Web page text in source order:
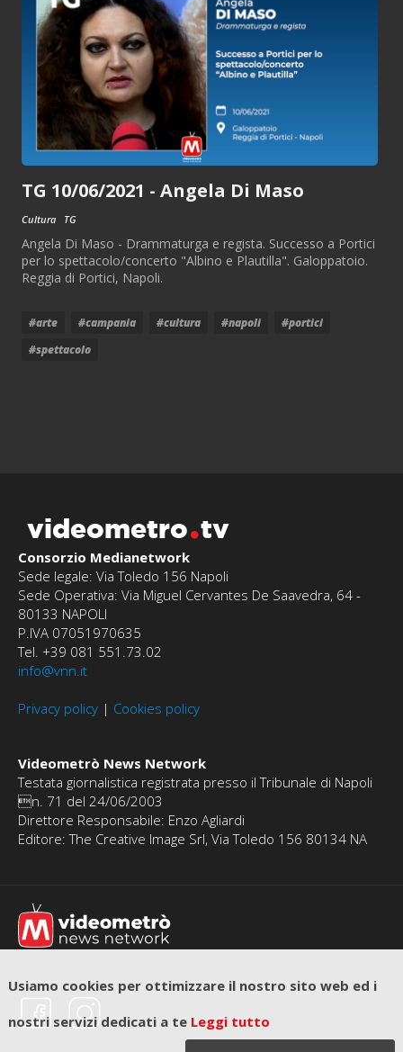
Usiamo cookies per ottimizzare il nostro sito web ed i
nostri servizi dedicati a te Leggi tutto
TG 10/06/2021 - Angela Di Maso
Cultura TG
Angela Di Maso - Drammaturga e regista. Successo a Portici
per lo spettacolo/concerto "Albino e Plautilla". Galoppatoio.
Reggia di Portici, Napoli.
#arte #campania #cultura #napoli
#portici
#spettacolo
videometro tv
Consorzio Medianetwork
Sede legale: Via Toledo 156 Napoli
Sede Operativa: Via Miguel Cervantes De Saavedra, 64 -
80133 NAPOLI
P.IVA 07051970635
Tel. +39 081 551.73.02
info@vnn.it
Privacy policy | Cookies policy
Videometrò News Network
Testata giornalistica registrata presso il Tribunale di Napoli
n. 71 del 24/06/2003
Direttore Responsabile: Enzo Agliardi
Editore: The Creative Image Srl, Via Toledo 156 80134 NA